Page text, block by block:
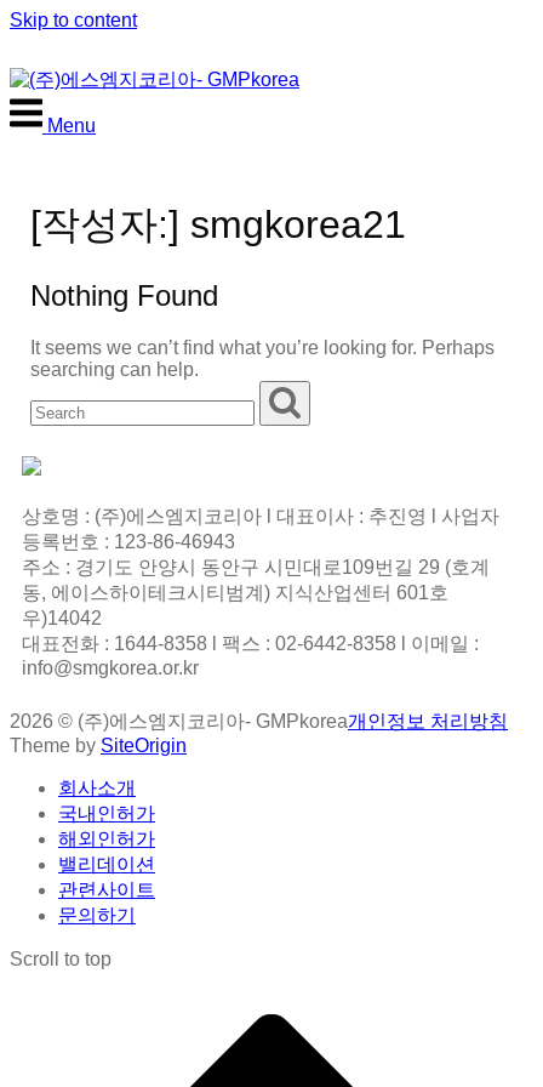
Skip to content
Menu
[작성자:] smgkorea21
Nothing Found
It seems we can’t find what you’re looking for. Perhaps
searching can help.
상호명 : (주)에스엠지코리아 l 대표이사 : 추진영 l 사업자
등록번호 : 123-86-46943
주소 : 경기도 안양시 동안구 시민대로109번길 29 (호계
동, 에이스하이테크시티범계) 지식산업센터 601호
우)14042
대표전화 : 1644-8358 l 팩스 : 02-6442-8358 l 이메일 :
info@smgkorea.or.kr
2026 © (주)에스엠지코리아- GMPkorea개인정보 처리방침
Theme by SiteOrigin
회사소개
국내인허가
해외인허가
밸리데이션
관련사이트
문의하기
Scroll to top